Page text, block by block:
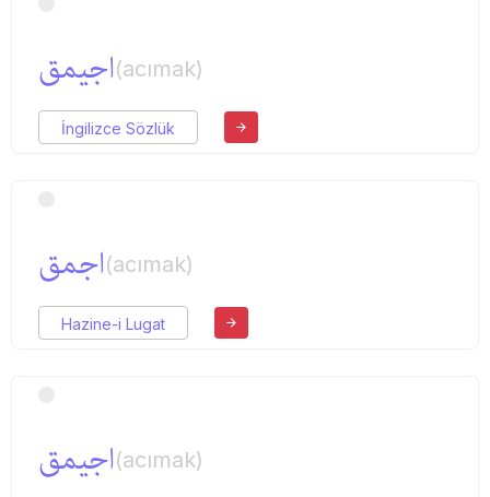
اجیمق(acımak)
İngilizce Sözlük
اجمق(acımak)
Hazine-i Lugat
اجیمق(acımak)